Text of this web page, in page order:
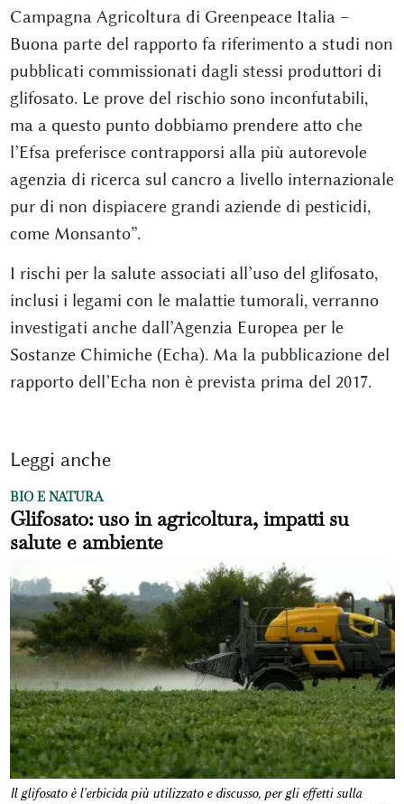
Campagna Agricoltura di Greenpeace Italia –
Buona parte del rapporto fa riferimento a studi non
pubblicati commissionati dagli stessi produttori di
glifosato. Le prove del rischio sono inconfutabili,
ma a questo punto dobbiamo prendere atto che
l’Efsa preferisce contrapporsi alla più autorevole
agenzia di ricerca sul cancro a livello internazionale
pur di non dispiacere grandi aziende di pesticidi,
come Monsanto”.
I rischi per la salute associati all’uso del glifosato,
inclusi i legami con le malattie tumorali, verranno
investigati anche dall’Agenzia Europea per le
Sostanze Chimiche (Echa). Ma la pubblicazione del
rapporto dell’Echa non è prevista prima del 2017.
Leggi anche
BIO E NATURA
Glifosato: uso in agricoltura, impatti su
salute e ambiente
Il glifosato è l'erbicida più utilizzato e discusso, per gli effetti sulla